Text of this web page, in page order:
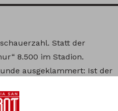
Statt der
8.500 im Stadion.
ausgeklammert: Ist der